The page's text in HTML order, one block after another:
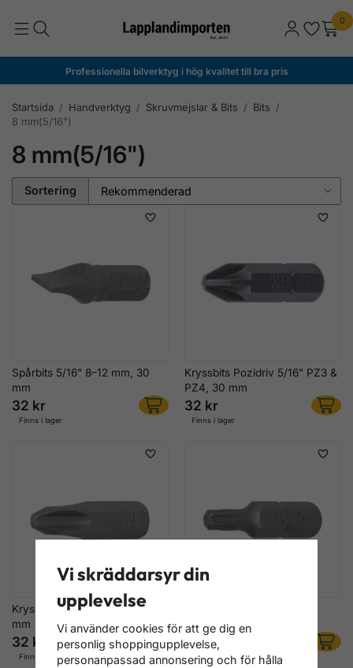
0
Professionella bilverktyg i hög kvalitet till bra pris
Startsida / Handverktyg / Skruvmejslar & Bits / Bits /
8 mm(5/16")
8 mm(5/16")
Sortering
Spårbits 5/16" 8–12 mm, 30
mm
32 kr
Finns i lager
Kryssbits Pozidriv 5/16" PZ3 &
PZ4, 30 mm
32 kr
Finns i lager
Kryssbits 5/16" PH3 & PH4, 30
mm
32 kr
Finns i lager
24 kr
Finns i lager
Vi skräddarsyr din
upplevelse
Vi använder cookies för att ge dig en
personlig shoppingupplevelse,
personanpassad annonsering och för hålla